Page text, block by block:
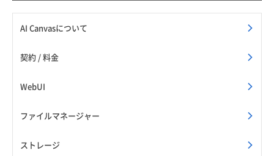
AI Canvasについて
契約 / 料金
WebUI
ファイルマネージャー
ストレージ